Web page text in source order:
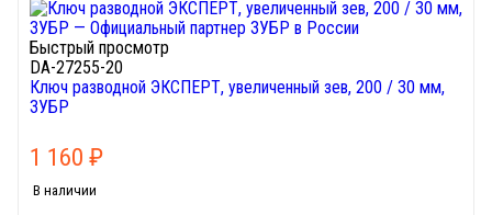
Быстрый просмотр
DA-27255-20
Ключ разводной ЭКСПЕРТ, увеличенный зев, 200 / 30 мм,
ЗУБР
1 160 ₽
В наличии